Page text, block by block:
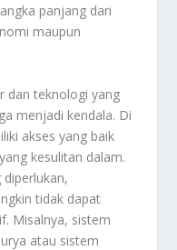
panjang dari
maupun
dan teknologi yang
menjadi kendala. Di
akses yang baik
kesulitan dalam.
tidak dapat
Misalnya, sistem
atau sistem